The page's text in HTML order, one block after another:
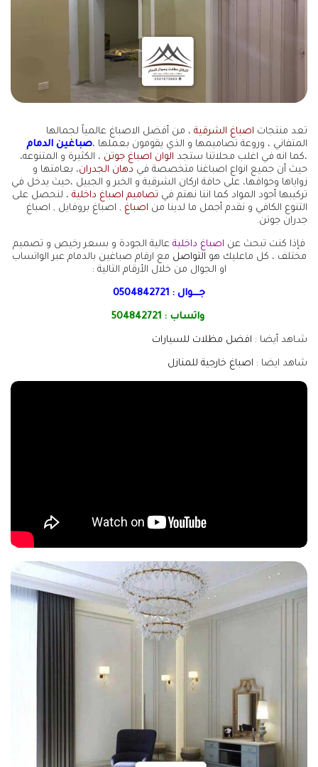
تعد منتجات اصباغ الشرقية ، من أفضل الاصباغ عالمياً لجمالها
المتفاني ، وروعة تصاميمها و الذي يقومون بعملها ،صباغين الدمام
،كما انه في اغلب محلاتنا ستجد الوان اصباغ جوتن ، الكثيرة و المتنوعه،
حيث أن جميع انواع اصباغنا متخصصة في دهان الجدران، بعامتها و
زواياها وحوافها، على حافة اركان الشرقية و الخبر و الجبيل ،حيث يدخل في
تركيبها أجود المواد كما اننا نهتم في تصاميم اصباغ داخلية ، لنحصل على
التنوع الكافي و نقدم أجمل ما لدينا من اصباغ , اصباغ بروفايل , اصباغ
جدران جوتن.
فإذا كنت تبحث عن اصباغ داخلية عالية الجودة و بسعر رخيص و تصميم
مختلف ، كل ماعليك هو التواصل مع ارقام صباغين بالدمام عبر الواتساب
او الجوال من خلال الأرقام التالية :
جـــوال : 0504842721
واتساب :504842721
شـاهد أيضا : افضل مظلات للسيارات
شاهد ايضا : اصباغ خارجية للمنازل